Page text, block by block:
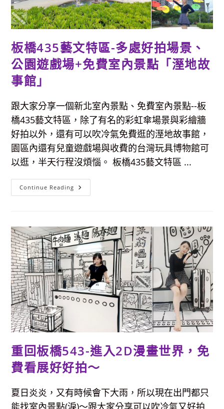
骨
文、
國
寶…
等
物，
堪
稱
台
免
費
參
觀
板橋435藝文特區-多處好拍場景、
公園遊戲場+免費室內景點「溼地故
事館」
跟大家分享一個新北室內景點、免費室內景點--板
橋435藝文特區，除了有名的彩虹傘場景與彩繪牆
好拍以外，還有可以吹冷氣免費逛的溼地故事館，
園區內還有兒童遊戲場與收費的台灣玩具博物館可
以逛，半天行程沒煩惱。 板橋435藝文特區 ...
Continue Reading 板
橋
區-
多
處
好
拍
場
景、
公
園
遊
戲
內
點
「溼
地
故
事
重回板橋543-進入2D漫畫世界，免
費看展好好拍～
夏日炎炎，又有時候會下大雨，所以現在出門都只
能找室內景點(淚)～跟大家分享可以吹冷氣又好拍